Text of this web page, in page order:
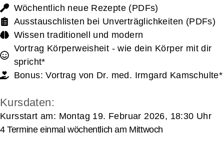
Wöchentlich neue Rezepte (PDFs)
Ausstauschlisten bei Unverträglichkeiten (PDFs)
Wissen traditionell und modern
Vortrag Körperweisheit - wie dein Körper mit dir
spricht*
Bonus: Vortrag von Dr. med. Irmgard Kamschulte*
Kursdaten:
Kursstart am: Montag 19. Februar 2026, 18:30 Uhr
4 Termine einmal wöchentlich am Mittwoch